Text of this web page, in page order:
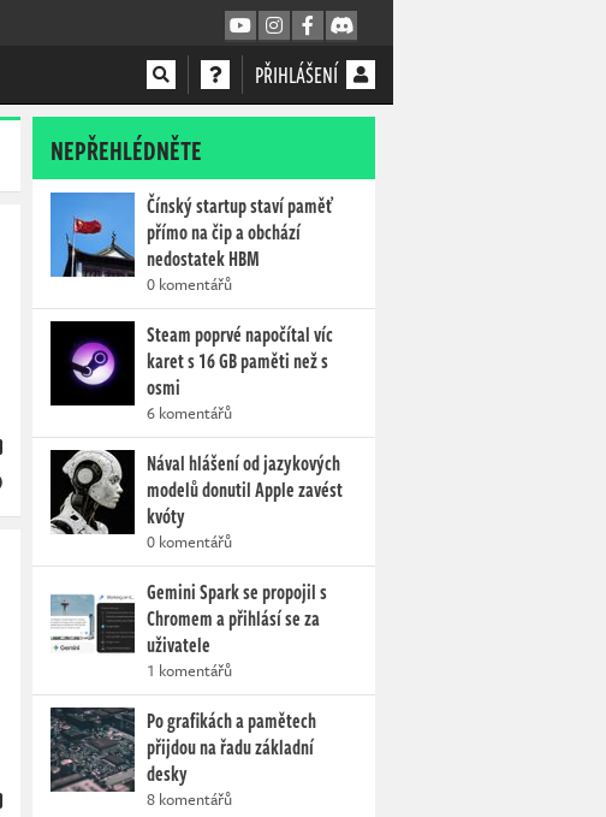
PŘIHLÁŠENÍ
NEPŘEHLÉDNĚTE
Čínský startup staví paměť
přímo na čip a obchází
nedostatek HBM
0 komentářů
Steam poprvé napočítal víc
karet s 16 GB paměti než s
osmi
6 komentářů
Nával hlášení od jazykových
modelů donutil Apple zavést
kvóty
0 komentářů
Gemini Spark se propojil s
Chromem a přihlásí se za
uživatele
1 komentářů
Po grafikách a pamětech
přijdou na řadu základní
desky
8 komentářů